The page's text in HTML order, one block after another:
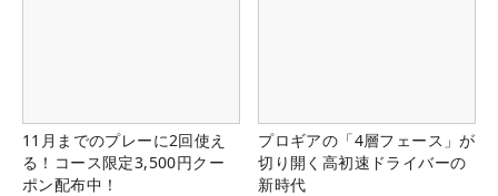
11月までのプレーに2回使え
る！コース限定3,500円クー
ポン配布中！
プロギアの「4層フェース」が
切り開く高初速ドライバーの
新時代